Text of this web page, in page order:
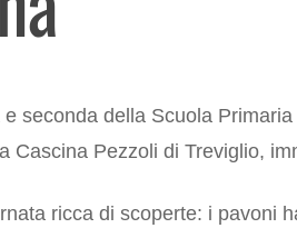
seconda della Scuola
Cascina Pezzoli di Treviglio,
ricca di scoperte: i pavoni